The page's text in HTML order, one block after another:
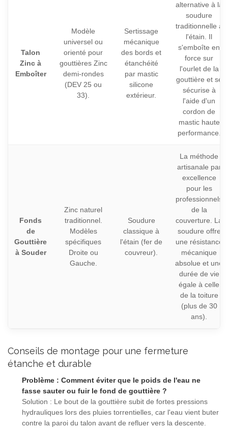
Talon
Zinc à
Emboîter
Modèle
universel ou
orienté pour
gouttières Zinc
demi-rondes
(DEV 25 ou
33).
Sertissage
mécanique
des bords et
étanchéité
par mastic
silicone
extérieur.
alternative à la
soudure
traditionnelle à
l'étain. Il
s'emboîte en
force sur
l'ourlet de la
gouttière et se
sécurise à
l'aide d'un
cordon de
mastic haute
performance.
Fonds
de
Gouttière
à Souder
Zinc naturel
traditionnel.
Modèles
spécifiques
Droite ou
Gauche.
Soudure
classique à
l'étain (fer de
couvreur).
La méthode
artisanale par
excellence
pour les
professionnels
de la
couverture. La
soudure offre
une résistance
mécanique
absolue et une
durée de vie
égale à celle
de la toiture
(plus de 30
ans).
Conseils de montage pour une fermeture
étanche et durable
Problème : Comment éviter que le poids de l'eau ne
fasse sauter ou fuir le fond de gouttière ?
Solution : Le bout de la gouttière subit de fortes pressions
hydrauliques lors des pluies torrentielles, car l'eau vient buter
contre la paroi du talon avant de refluer vers la descente.